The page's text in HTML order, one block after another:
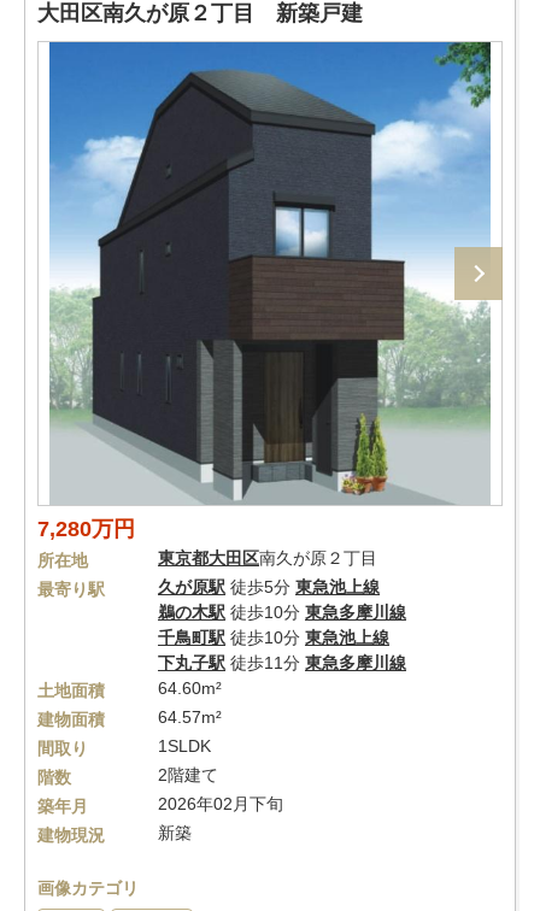
大田区南久が原２丁目 新築戸建
7,280万円
所在地 東京都大田区南久が原２丁目
最寄り駅
久が原駅 徒歩5分 東急池上線
鵜の木駅 徒歩10分 東急多摩川線
千鳥町駅 徒歩10分 東急池上線
下丸子駅 徒歩11分 東急多摩川線
土地面積
64.60m²
建物面積
64.57m²
間取り
1SLDK
階数
2階建て
築年月
2026年02月下旬
建物現況
新築
画像カテゴリ